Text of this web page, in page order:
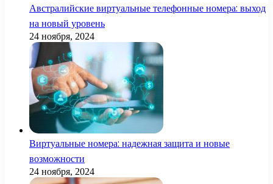
Австралийские виртуальные телефонные номера: выход
на новый уровень
24 ноября, 2024
Виртуальные номера: надежная защита и новые
возможности
24 ноября, 2024